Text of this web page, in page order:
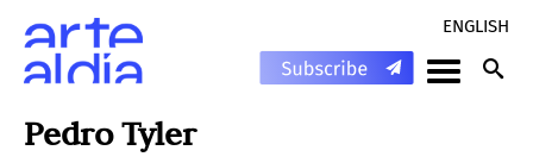
ENGLISH
Pedro Tyler